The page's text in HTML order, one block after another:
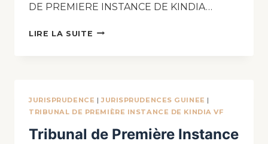
DE PREMIERE INSTANCE DE KINDIA…
LIRE LA SUITE
JURISPRUDENCE |JURISPRUDENCES GUINEE |
TRIBUNAL DE PREMIÈRE INSTANCE DE KINDIA VF
Tribunal de Première Instance